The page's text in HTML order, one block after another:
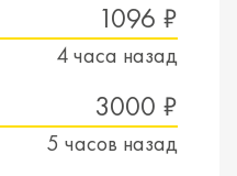
1096 ₽
4 часа назад
3000 ₽
5 часов назад